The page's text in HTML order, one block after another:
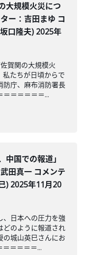
大規模火災につ
ー：吉田まゆ コ
口隆夫) 2025年
賀関の大規模火
私たちが日頃からで
防庁、麻布消防署長
＝＝＝＝＝...
中国での報道」
田真一 コメンテ
) 2025年11月20
、日本への圧力を強
どのように報道され
の城山英巳さんにお
＝＝＝＝...